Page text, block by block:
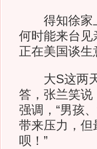
得知徐家上
何时能来台见
正在美国谈
大S这两天
答，张兰笑说
强调，“男孩
带来压力，但
呗！”